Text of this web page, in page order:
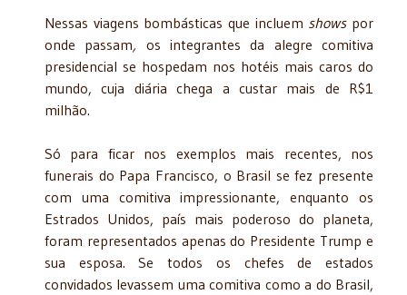
Nessas viagens bombásticas que incluem shows por
onde passam, os integrantes da alegre comitiva
presidencial se hospedam nos hotéis mais caros do
mundo, cuja diária chega a custar mais de R$1
milhão.
Só para ficar nos exemplos mais recentes, nos
funerais do Papa Francisco, o Brasil se fez presente
com uma comitiva impressionante, enquanto os
Estrados Unidos, país mais poderoso do planeta,
foram representados apenas do Presidente Trump e
sua esposa. Se todos os chefes de estados
convidados levassem uma comitiva como a do Brasil,